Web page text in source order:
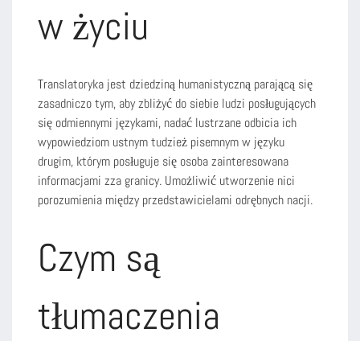
w życiu
Translatoryka jest dziedziną humanistyczną parającą się
zasadniczo tym, aby zbliżyć do siebie ludzi posługujących
się odmiennymi językami, nadać lustrzane odbicia ich
wypowiedziom ustnym tudzież pisemnym w języku
drugim, którym posługuje się osoba zainteresowana
informacjami zza granicy. Umożliwić utworzenie nici
porozumienia między przedstawicielami odrębnych nacji.
Czym są
tłumaczenia